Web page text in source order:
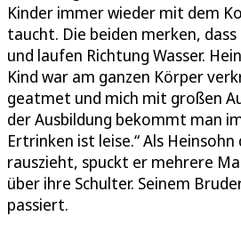
Kinder immer wieder mit dem
taucht. Die beiden merken,
und laufen Richtung Wasser.
Kind war am ganzen Körper
geatmet und mich mit großen
der Ausbildung bekommt man
Ertrinken ist leise.“ Als Heinsohn
rauszieht, spuckt er mehrere
über ihre Schulter. Seinem
passiert.